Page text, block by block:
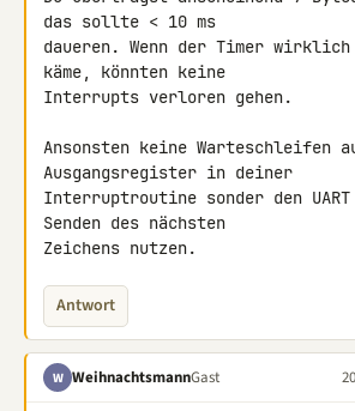
das sollte < 10 ms
daueren. Wenn der Timer
käme, könnten keine
Interrupts verloren gehen.
Ansonsten keine Warteschleifen
Ausgangsregister in deiner
Interruptroutine sonder den
Senden des nächsten
Zeichens nutzen.
Antwort
W WeihnachtsmannGast